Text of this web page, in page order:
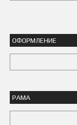
ОФОРМЛЕНИЕ
РАМА